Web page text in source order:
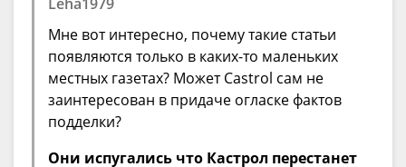
Leha1979
Мне вот интересно, почему такие статьи
появляются только в каких-то маленьких
местных газетах? Может Castrol сам не
заинтересован в придаче огласке фактов
подделки?
Они испугались что Кастрол перестанет